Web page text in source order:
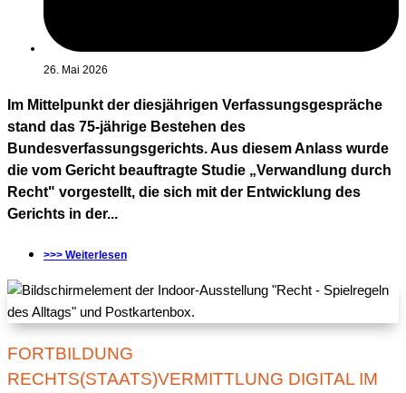
26. Mai 2026
Im Mittelpunkt der diesjährigen Verfassungsgespräche
stand das 75-jährige Bestehen des
Bundesverfassungsgerichts. Aus diesem Anlass wurde
die vom Gericht beauftragte Studie „Verwandlung durch
Recht" vorgestellt, die sich mit der Entwicklung des
Gerichts in der...
>>> Weiterlesen
FORTBILDUNG
RECHTS(STAATS)VERMITTLUNG DIGITAL IM